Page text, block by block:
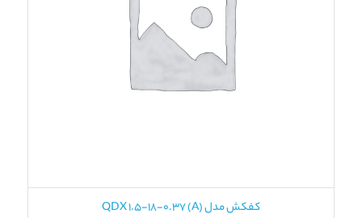
کفکش مدل QDX 1.5-18-0.37 (A)